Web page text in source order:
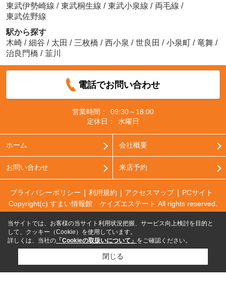
東武伊勢崎線 / 東武桐生線 / 東武小泉線 / 両毛線 /
東武佐野線
駅から探す
木崎 / 細谷 / 太田 / 三枚橋 / 西小泉 / 世良田 / 小泉町 / 竜舞 /
治良門橋 / 韮川
電話でお問い合わせ
営業時間：
09:30～18:00
定休日：
水曜日
ホーム 会社概要
お問い合わせ 来店予約
プライバシーポリシー 利用規約 アクセスマップ
PCサイト
Copyright(c) すまい情報館 ケイズエステート All rights reserved.
当サイトでは、お客様の当サイト利用状況把握、サービス向上検討を目的と
して、クッキー（Cookie）を使用しています。
詳しくは、当社の 「Cookieの取扱いについて」 をご確認ください。
閉じる